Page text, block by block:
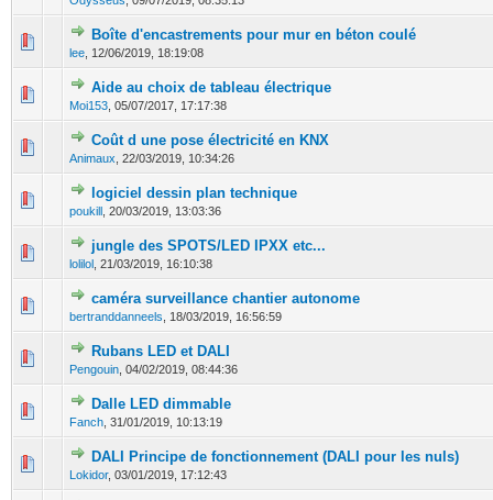
Boîte d'encastrements pour mur en béton coulé
lee 12/06/2019, 18:19:08
0 Votes - 0 sur 5 en moyenne
12 345
Aide au choix de tableau électrique
Moi153 05/07/2017, 17:17:38
0 Votes - 0 sur 5 en moyenne
1234 5
Coût d une pose électricité en KNX
Animaux 22/03/2019, 10:34:26
0 Votes - 0 sur 5 en moyenne
12 345
logiciel dessin plan technique
poukill 20/03/2019, 13:03:36
0 Votes - 0 sur 5 en moyenne
12345
jungle des SPOTS/LED IPXX etc...
lolilol 21/03/2019, 16:10:38
0 Votes - 0 sur 5 en moyenne
1234 5
caméra surveillance chantier autonome
bertranddanneels 18/03/2019, 16:56:59
0 Votes - 0 sur 5 en moyenne
12345
Rubans LED et DALI
Pengouin 04/02/2019, 08:44:36
0 Votes - 0 sur 5 en moyenne
Dalle LED dimmable
Fanch 31/01/2019, 10:13:19
0 Votes - 0 sur 5 en moyenne
1
DALI Principe de fonctionnement (DALI pour les nuls)
Lokidor, 03/01/2019, 17:12:43
0 Votes - 0 sur 5 en moyenne
12345